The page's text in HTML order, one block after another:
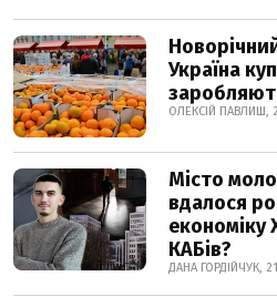
Україна
ОЛЕКСІЙ ПАВЛИШ,
Місто
вдалося
економіку
КАБів?
ДАНА ГОРДІЙЧУК,